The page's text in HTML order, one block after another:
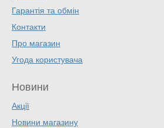
Гарантія та обмін
Контакти
Про магазин
Угода користувача
Новини
Акції
Новини магазину